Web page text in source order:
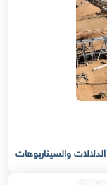
والسيناريوهات